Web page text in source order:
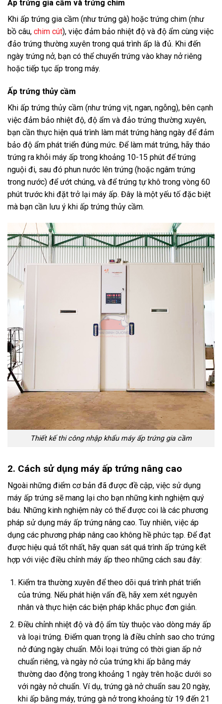
Ấp trứng gia cầm và trứng chim
Khi ấp trứng gia cầm (như trứng gà) hoặc trứng chim (như
bồ câu, chim cút), việc đảm bảo nhiệt độ và độ ẩm cùng việc
đảo trứng thường xuyên trong quá trình ấp là đủ. Khi đến
ngày trứng nở, bạn có thể chuyển trứng vào khay nở riêng
hoặc tiếp tục ấp trong máy.
Ấp trứng thủy cầm
Khi ấp trứng thủy cầm (như trứng vịt, ngan, ngỗng), bên cạnh
việc đảm bảo nhiệt độ, độ ẩm và đảo trứng thường xuyên,
bạn cần thực hiện quá trình làm mát trứng hàng ngày để đảm
bảo độ ẩm phát triển đúng mức. Để làm mát trứng, hãy tháo
trứng ra khỏi máy ấp trong khoảng 10-15 phút để trứng
nguội đi, sau đó phun nước lên trứng (hoặc ngâm trứng
trong nước) để ướt chúng, và để trứng tự khô trong vòng 60
phút trước khi đặt trở lại máy ấp. Đây là một yếu tố đặc biệt
mà bạn cần lưu ý khi ấp trứng thủy cầm.
Thiết kế thi công nhập khẩu máy ấp trứng gia cầm
2. Cách sử dụng máy ấp trứng nâng cao
Ngoài những điểm cơ bản đã được đề cập, việc sử dụng
máy ấp trứng sẽ mang lại cho bạn những kinh nghiệm quý
báu. Những kinh nghiệm này có thể được coi là các phương
pháp sử dụng máy ấp trứng nâng cao. Tuy nhiên, việc áp
dụng các phương pháp nâng cao không hề phức tạp. Để đạt
được hiệu quả tốt nhất, hãy quan sát quá trình ấp trứng kết
hợp với việc điều chỉnh máy ấp theo những cách sau đây:
Kiểm tra thường xuyên để theo dõi quá trình phát triển
của trứng. Nếu phát hiện vấn đề, hãy xem xét nguyên
nhân và thực hiện các biện pháp khắc phục đơn giản.
Điều chỉnh nhiệt độ và độ ẩm tùy thuộc vào dòng máy ấp
và loại trứng. Điểm quan trọng là điều chỉnh sao cho trứng
nở đúng ngày chuẩn. Mỗi loại trứng có thời gian ấp nở
chuẩn riêng, và ngày nở của trứng khi ấp bằng máy
thường dao động trong khoảng 1 ngày trên hoặc dưới so
với ngày nở chuẩn. Ví dụ, trứng gà nở chuẩn sau 20 ngày,
khi ấp bằng máy, trứng gà nở trong khoảng từ 19 đến 21